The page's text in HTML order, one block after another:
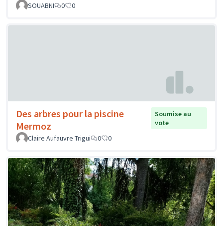
SOUABNI
0 0
Des arbres pour la piscine
Mermoz
Soumise au
vote
Claire Aufauvre Trigui
0 0